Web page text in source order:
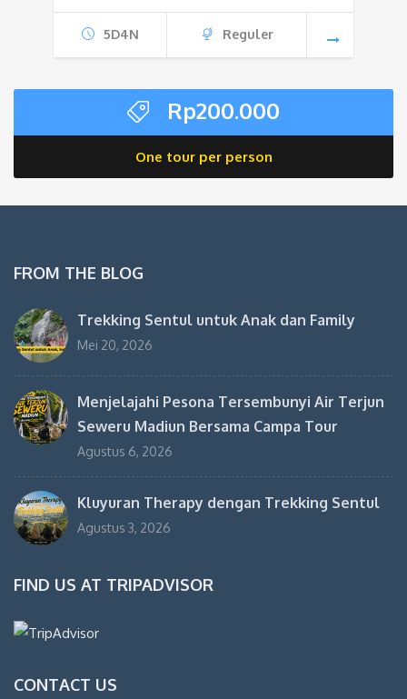
5D4N Reguler
Rp200.000
One tour per person
FROM THE BLOG
Trekking Sentul untuk Anak dan Family
Mei 20, 2026
Menjelajahi Pesona Tersembunyi Air Terjun
Seweru Madiun Bersama Campa Tour
Agustus 6, 2026
Kluyuran Therapy dengan Trekking Sentul
Agustus 3, 2026
FIND US AT TRIPADVISOR
CONTACT US